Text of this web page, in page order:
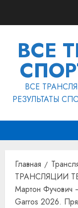
ВСЕ
ВСЕ
РЕЗУЛЬТАТЫ
Главная
ТРАНСЛЯЦИИ
Мартон Фучович
Garros 2026.